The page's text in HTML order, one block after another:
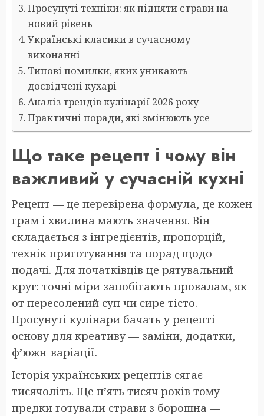
Просунуті техніки: як підняти страви на
новий рівень
Українські класики в сучасному
виконанні
Типові помилки, яких уникають
досвідчені кухарі
Аналіз трендів кулінарії 2026 року
Практичні поради, які змінюють усе
Що таке рецепт і чому він
важливий у сучасній кухні
Рецепт — це перевірена формула, де кожен
грам і хвилина мають значення. Він
складається з інгредієнтів, пропорцій,
технік приготування та порад щодо
подачі. Для початківців це рятувальний
круг: точні міри запобігають провалам, як-
от пересолений суп чи сире тісто.
Просунуті кулінари бачать у рецепті
основу для креативу — заміни, додатки,
ф’южн-варіації.
Історія українських рецептів сягає
тисячоліть. Ще п’ять тисяч років тому
предки готували страви з борошна —